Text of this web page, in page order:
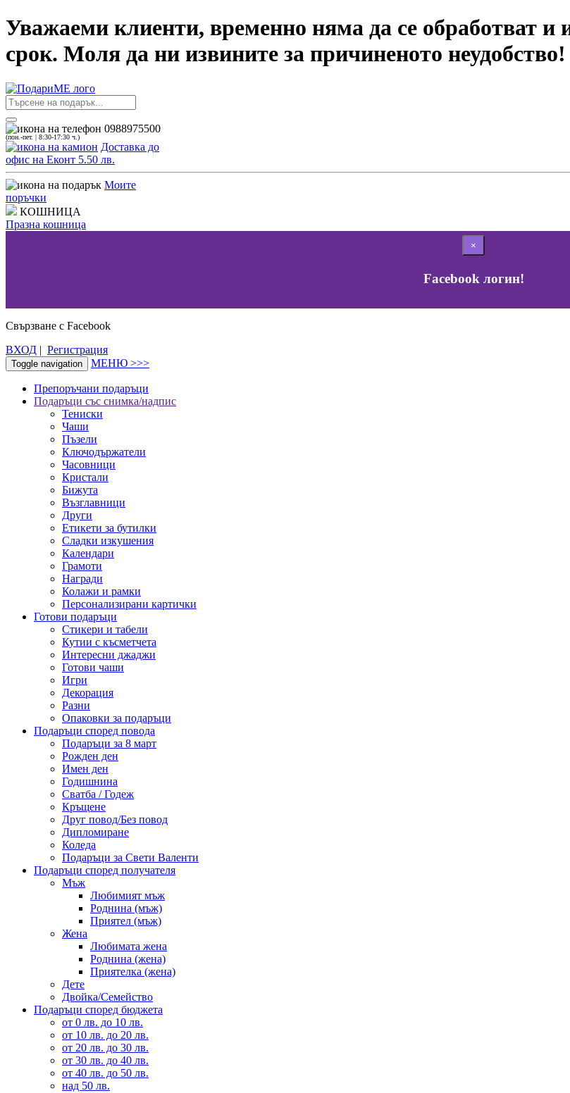
Уважаеми клиенти, временно няма да се обработват и
срок. Моля да ни извините за причиненото неудобство!
0988975500
(пон.-пет. | 8:30-17:30 ч.)
Доставка до
офис на Еконт 5.50 лв.
Моите
поръчки
КОШНИЦА
Празна кошница
×
Facebook логин!
Свързване с Facebook
ВХОД | Регистрация
Toggle navigation МЕНЮ >>>
Препоръчани подаръци
Подаръци със снимка/надпис
Тениски
Чаши
Пъзели
Ключодържатели
Часовници
Кристали
Бижута
Възглавници
Други
Етикети за бутилки
Сладки изкушения
Календари
Грамоти
Награди
Колажи и рамки
Персонализирани картички
Готови подаръци
Стикери и табели
Кутии с късметчета
Интересни джаджи
Готови чаши
Игри
Декорация
Разни
Опаковки за подаръци
Подаръци според повода
Подаръци за 8 март
Рожден ден
Имен ден
Годишнина
Сватба / Годеж
Кръщене
Друг повод/Без повод
Дипломиране
Коледа
Подаръци за Свети Валенти
Подаръци според получателя
Мъж
Любимият мъж
Роднина (мъж)
Приятел (мъж)
Жена
Любимата жена
Роднина (жена)
Приятелка (жена)
Дете
Двойка/Семейство
Подаръци според бюджета
от 0 лв. до 10 лв.
от 10 лв. до 20 лв.
от 20 лв. до 30 лв.
от 30 лв. до 40 лв.
от 40 лв. до 50 лв.
над 50 лв.